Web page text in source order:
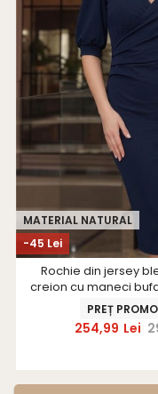
-45 Lei
MATERIAL NATURAL
Rochie din jersey
creion cu maneci
PREȚ PROMO
254,99 Lei